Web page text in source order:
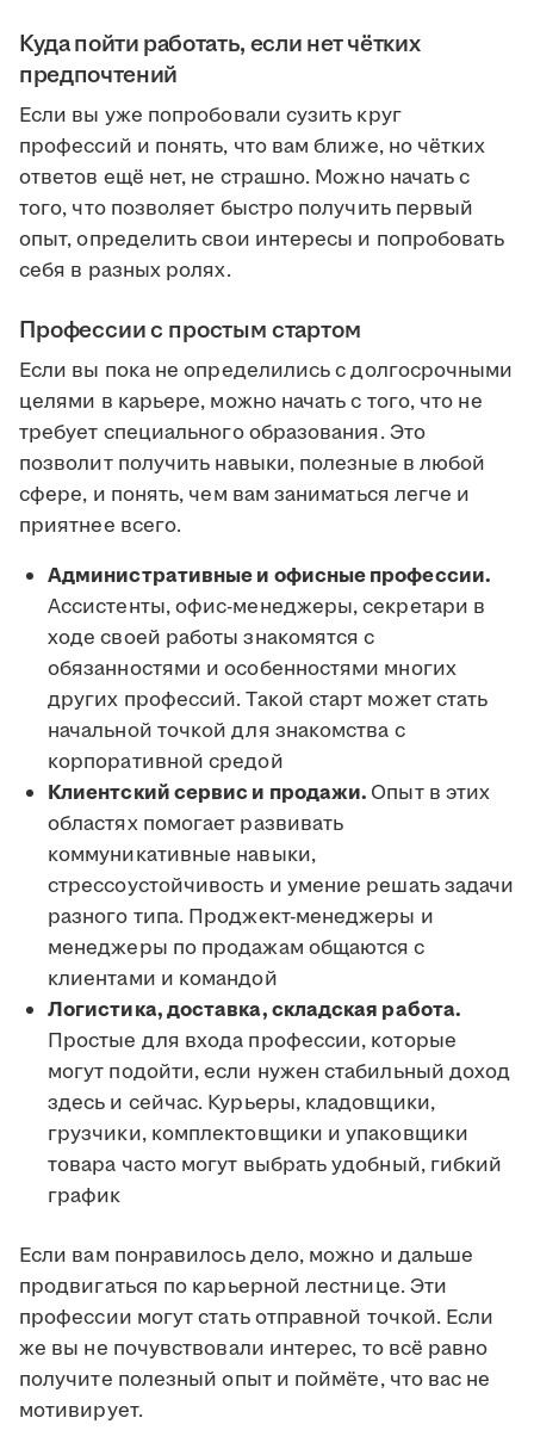
Куда пойти работать, если нет чётких
предпочтений
Если вы уже попробовали сузить круг
профессий и понять, что вам ближе, но чётких
ответов ещё нет, не страшно. Можно начать с
того, что позволяет быстро получить первый
опыт, определить свои интересы и попробовать
себя в разных ролях.
Профессии с простым стартом
Если вы пока не определились с долгосрочными
целями в карьере, можно начать с того, что не
требует специального образования. Это
позволит получить навыки, полезные в любой
сфере, и понять, чем вам заниматься легче и
приятнее всего.
Административные и офисные профессии.
Ассистенты, офис-менеджеры, секретари в
ходе своей работы знакомятся с
обязанностями и особенностями многих
других профессий. Такой старт может стать
начальной точкой для знакомства с
корпоративной средой
Клиентский сервис и продажи. Опыт в этих
областях помогает развивать
коммуникативные навыки,
стрессоустойчивость и умение решать задачи
разного типа. Проджект-менеджеры и
менеджеры по продажам общаются с
клиентами и командой
Логистика, доставка, складская работа.
Простые для входа профессии, которые
могут подойти, если нужен стабильный доход
здесь и сейчас. Курьеры, кладовщики,
грузчики, комплектовщики и упаковщики
товара часто могут выбрать удобный, гибкий
график
Если вам понравилось дело, можно и дальше
продвигаться по карьерной лестнице. Эти
профессии могут стать отправной точкой. Если
же вы не почувствовали интерес, то всё равно
получите полезный опыт и поймёте, что вас не
мотивирует.